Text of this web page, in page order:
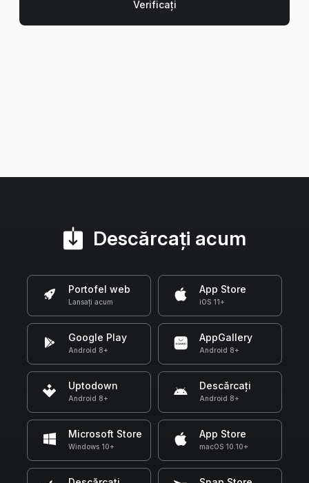
Descărcați acum
Portofel web
Lansați acum
App Store
iOS 11+
Google Play
Android 8+
AppGallery
Android 8+
Uptodown
Android 8+
Descărcați
Android 8+
Microsoft Store
Windows 10+
App Store
macOS 10.10+